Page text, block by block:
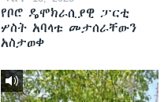
የቦሮ ዴሞክራሲያዊ ፓርቲ
ሦስት አባላቱ መታሰራቸውን
አስታወቀ